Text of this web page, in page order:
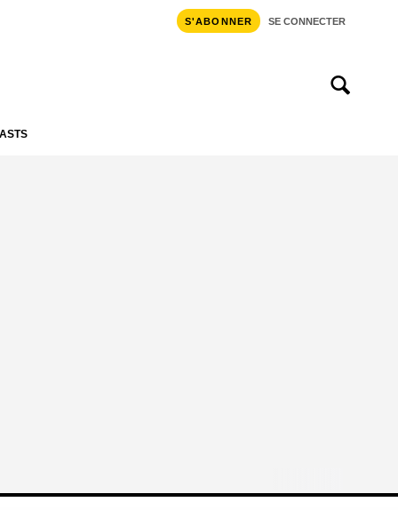
S'ABONNER SE CONNECTER